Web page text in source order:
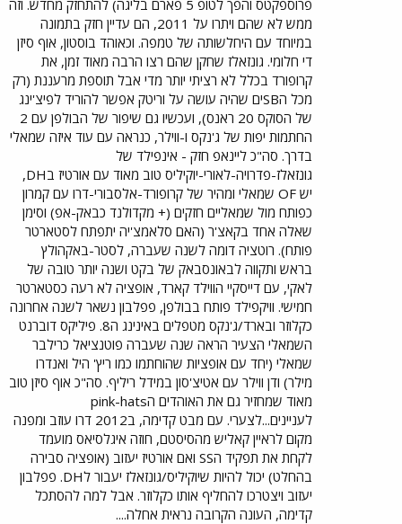
פרוספקטס והפך לטופ 5 פארם בליגה) להתחזק מחדש. וזה
ממש לא שהם ויתרו על 2011, הם עדיין חזק בתמונה
במיוחד עם היחלשותה של טמפה. וכאוהד בוסטון, אוף סיזן
די חלומי. גונזאלז שחקן שהם רצו הרבה מאוד זמן, את
קרופורד בכלל לא רציתי יותר מדי אבל תוספת מרעננת (רק
מכל הSBים שהיה עושה על וריטק אפשר להוריד לפיצ'ינג
של הסוקס 20 ראנס), ועכשיו גם שיפור של הבולפן עם 2
החתמות יפות של ג'נקס ו-ווילר, כנראה עם עוד איזה שמאלי
בדרך. סה"כ ליינאפ חזק - אינפילד של
גונזאלז-פדרויה-לאורי-יוקיליס טוב מאוד עם אורטיז בDH,
יש OF שמאלי ומהיר של קרופורד-אלסבורי-דרו עם קמרון
כפותח מול שמאליים חזקים (+ מקדולנד כבאק-אפ) וסימן
שאלה אחד בקאצ'ר (האם סלאמצ'יה יתפתח לסטארטר
פותח). רוטציה דומה לשנה שעברה, לסטר-באקהולץ
בראש ותקווה לבאונסבאק של בקט ושנה יותר טובה של
לאקי, עם דייסקיי הווילד קארד, אופציה לא רעה כסטארטר
חמישי. וויקפילד פותח בבולפן, פפלבון נשאר לשנה אחרונה
כקלוזר ובארד/ג'נקס מטפלים באינינג ה8. פיליקס דוברנט
השמאלי הצעיר הראה שנה שעברה פוטנציאל כרילבר
שמאלי (יחד עם אופציות שהוחתמו כמו ריץ' היל ואנדרו
מילר) ודן ווילר עם אטיצ'סון במידל ריליף. סה"כ אוף סיזן טוב
מאוד שמחזיר גם את האוהדים הpink-hats
לעניינים...לצערי. עם מבט קדימה, ב2012 דרו עוזב ומפנה
מקום לראיין קאליש מהסיסטם, חוזה איגלסיאס מועמד
לקחת את תפקיד הSS ואם אורטיז יעזוב (אופציה סבירה
בהחלט) יכול להיות שיוקיליס/גונזאלז יעבור לDH. פפלבון
יעזוב ויצטרכו להחליף אותו כקלוזר. אבל למה להסתכל
קדימה, העונה הקרובה נראית אחלה....